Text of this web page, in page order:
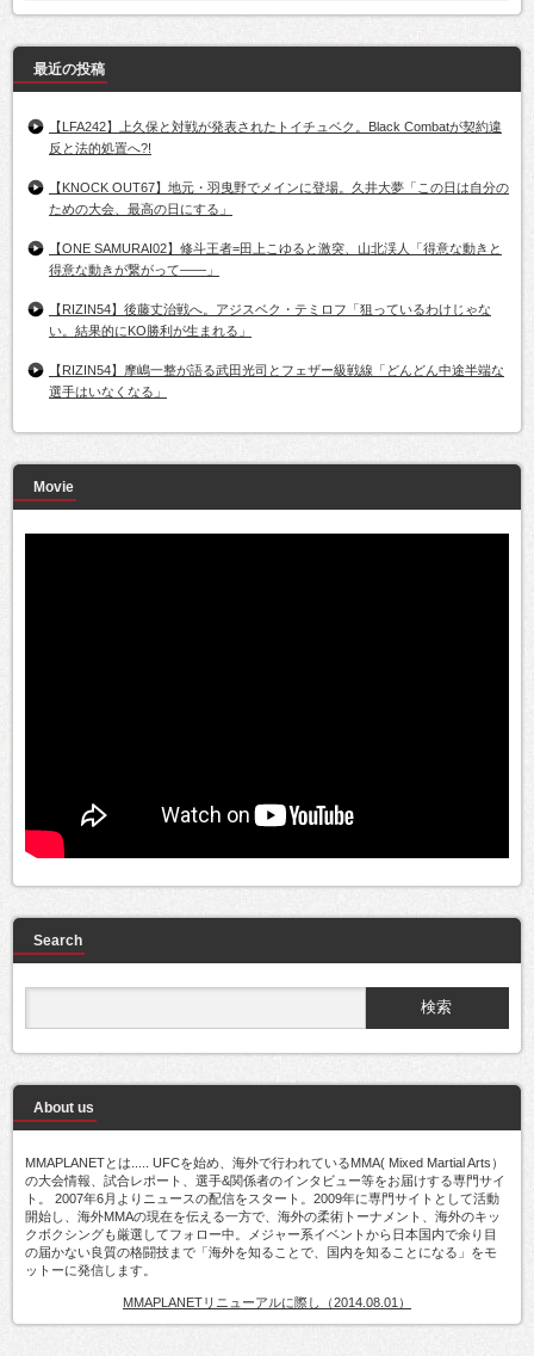
最近の投稿
【LFA242】上久保と対戦が発表されたトイチュベク。Black Combatが契約違
反と法的処置へ?!
【KNOCK OUT67】地元・羽曳野でメインに登場。久井大夢「この日は自分の
ための大会、最高の日にする」
【ONE SAMURAI02】修斗王者=田上こゆると激突、山北渓人「得意な動きと
得意な動きが繋がって――」
【RIZIN54】後藤丈治戦へ。アジスベク・テミロフ「狙っているわけじゃな
い。結果的にKO勝利が生まれる」
【RIZIN54】摩嶋一整が語る武田光司とフェザー級戦線「どんどん中途半端な
選手はいなくなる」
Movie
Search
About us
MMAPLANETとは..... UFCを始め、海外で行われているMMA( Mixed Martial Arts）
の大会情報、試合レポート、選手&関係者のインタビュー等をお届けする専門サイ
ト。 2007年6月よりニュースの配信をスタート。2009年に専門サイトとして活動
開始し、海外MMAの現在を伝える一方で、海外の柔術トーナメント、海外のキッ
クボクシングも厳選してフォロー中。メジャー系イベントから日本国内で余り目
の届かない良質の格闘技まで「海外を知ることで、国内を知ることになる」をモ
ットーに発信します。
MMAPLANETリニューアルに際し（2014.08.01）